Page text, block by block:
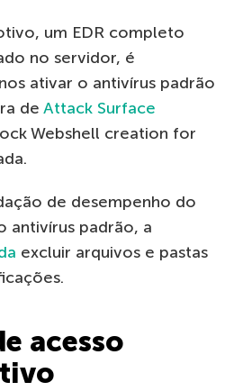
um EDR completo
no servidor, é
ativar o antivírus padrão
de Attack Surface
Webshell creation for
de desempenho do
antivírus padrão, a
excluir arquivos e pastas
acesso